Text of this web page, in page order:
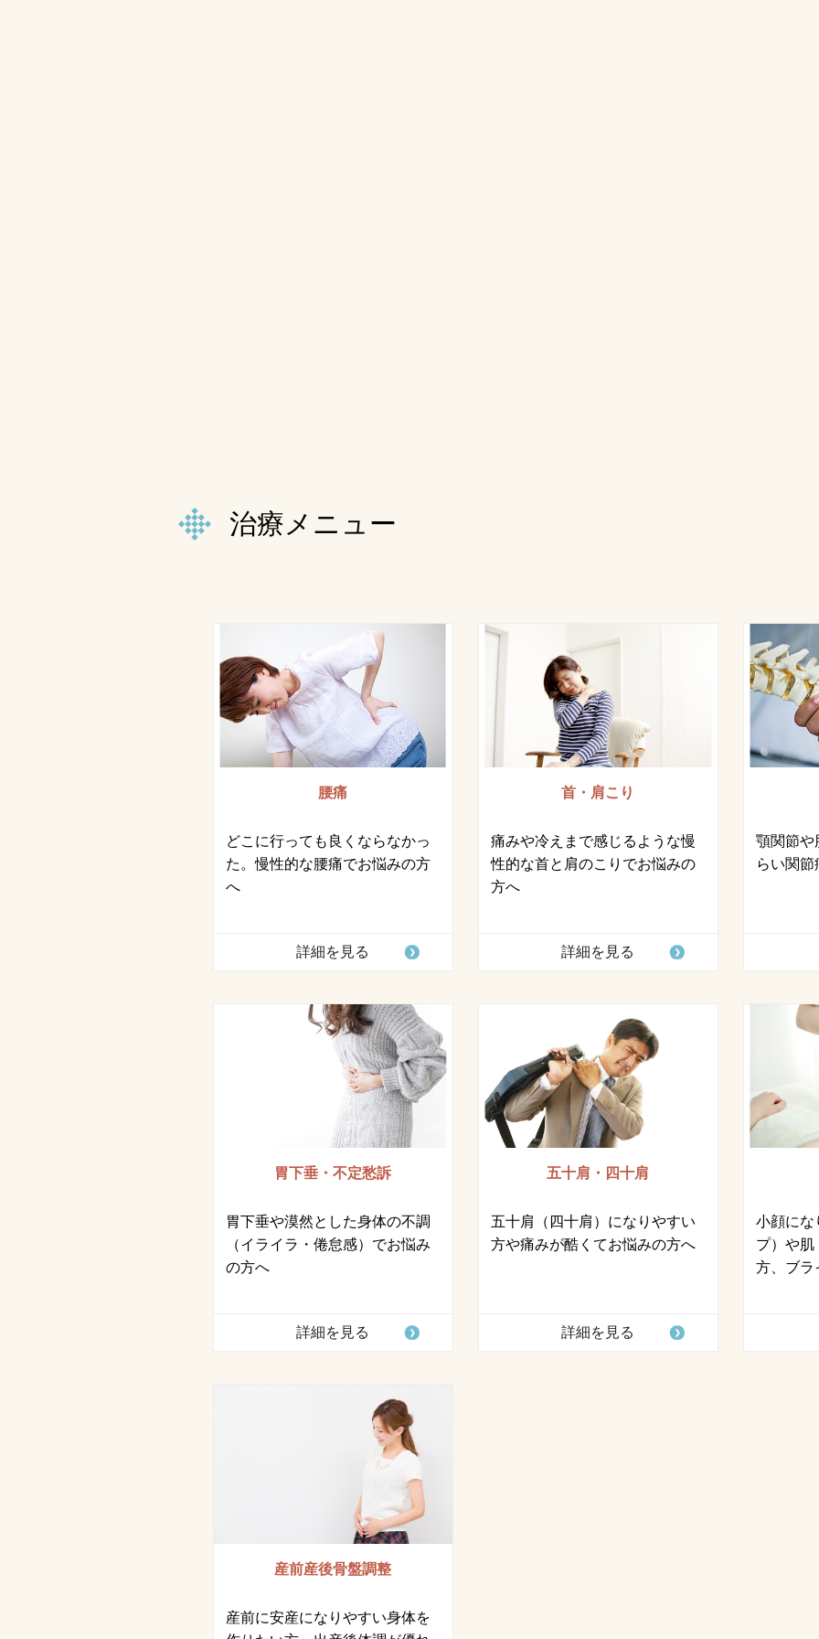
治療メニュー
腰痛
どこに行っても良くならなかっ
た。慢性的な腰痛でお悩みの方
へ
詳細を見る
首・肩こり
痛みや冷えまで感じるような慢
性的な首と肩のこりでお悩みの
方へ
詳細を見る
顎関節や
らい関
胃下垂・不定愁訴
胃下垂や漠然とした身体の不調
（イライラ・倦怠感）でお悩み
の方へ
詳細を見る
五十肩・四十肩
五十肩（四十肩）になりやすい
方や痛みが酷くてお悩みの方へ
詳細を見る
小顔にな
プ）や肌
方、ブラ
産前産後骨盤調整
産前に安産になりやすい身体を